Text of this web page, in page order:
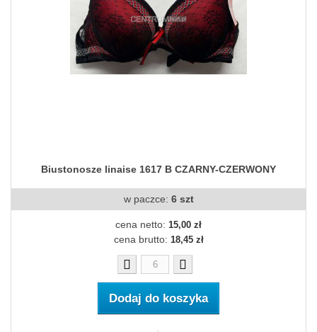
Biustonosze linaise 1617 B CZARNY-CZERWONY
w paczce: 6 szt
cena netto: 15,00 zł
cena brutto: 18,45 zł
Dodaj do koszyka